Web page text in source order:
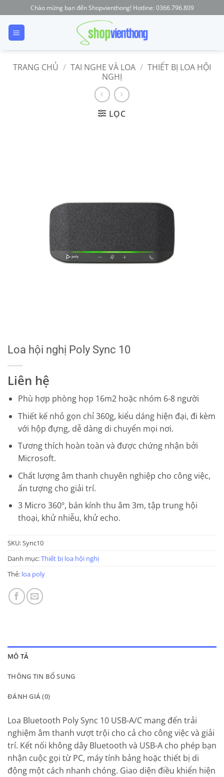
to
content
Chào mừng bạn đến Shopvienthong! Hotline: 0366.796.809
TRANG CHỦ / TAI NGHE VÀ LOA / THIẾT BỊ LOA HỘI
NGHỊ
LỌC
Loa hội nghị Poly Sync 10
Liên hệ
Phù hợp phòng họp 16m2 hoặc nhóm 6-8 người
Thiết kế nhỏ gọn chỉ 360g, kiểu dáng hiện đại, đi kèm
với hộp đựng, dễ dàng di chuyển mọi nơi.
Tương thích hoàn toàn và được chứng nhận bởi
Microsoft.
Chất lượng âm thanh chuyên nghiệp cho công việc,
ấn tượng cho giải trí.
3 Micro 360º, bán kính thu âm 3m, tập trung hội
thoại, khử nhiễu, khử echo.
SKU:Sync10
Danh mục:Thiết bị loa hội nghị
Thẻ: loa poly
MÔ TẢ
THÔNG TIN BỔ SUNG
ĐÁNH GIÁ (0)
Loa Bluetooth Poly Sync 10 USB-A/C mang đến trải
nghiệm âm thanh vượt trội cho cả cho công việc và giải
trí. Kết nối không dây Bluetooth và USB-A cho phép bạn
nhận cuộc gọi từ PC, máy tính bảng hoặc thiết bị di
động một cách nhanh chóng. Giao diện điều khiển hiện